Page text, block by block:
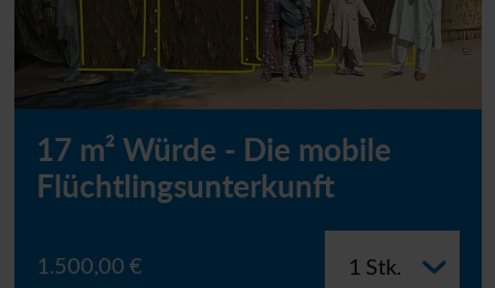
17 m² Würde - Die mobile
Flüchtlingsunterkunft
1.500,00 €